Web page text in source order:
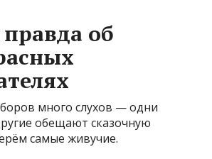
об
много слухов — одни
обещают сказочную
самые живучие.